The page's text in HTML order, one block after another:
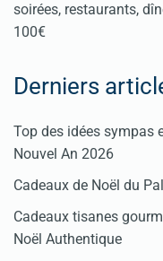
soirées, restaurants,
100€
Derniers
Top des idées sympas
Nouvel An 2026
Cadeaux de Noël du
Cadeaux tisanes
Noël Authentique